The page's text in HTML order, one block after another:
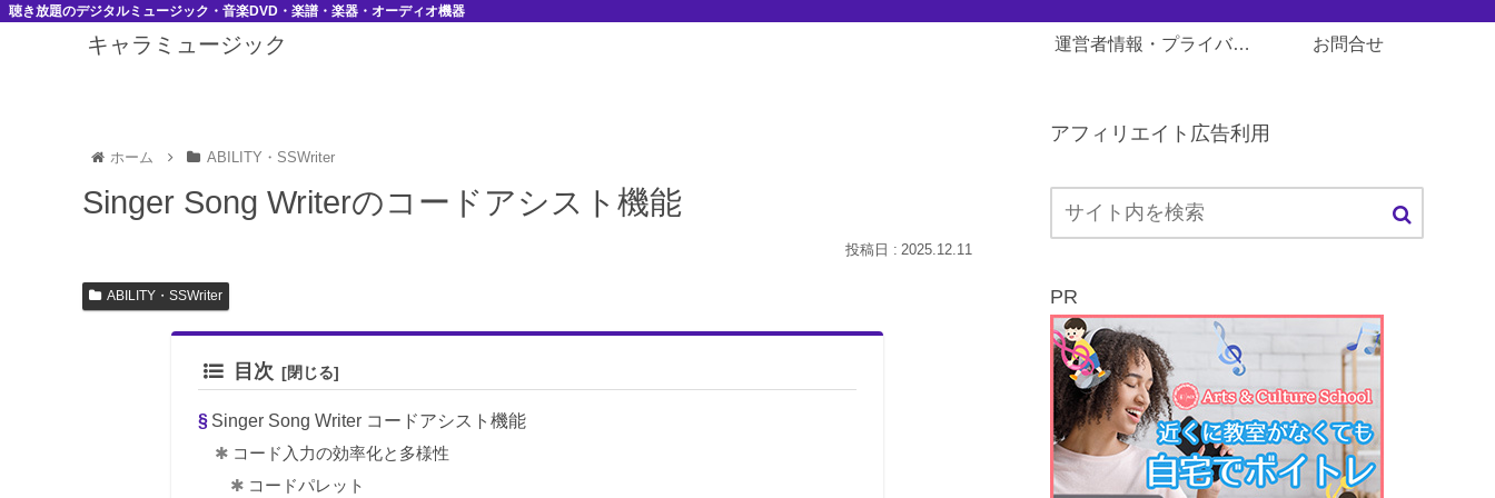
聴き放題のデジタルミュージック・音楽DVD・楽譜・楽器・オーディオ機器
キャラミュージック 運営者情報・プライバシーポリシー お問合せ
ホーム ABILITY・SSWriter
Singer Song Writerのコードアシスト機能
2025.12.11
ABILITY・SSWriter
目次
Singer Song Writer コードアシスト機能
コード入力の効率化と多様性
コードパレット
アフィリエイト広告利用
PR